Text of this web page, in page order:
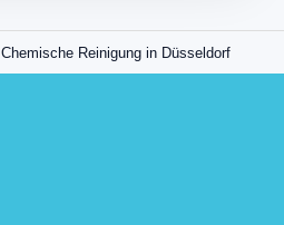
Chemische Reinigung in Düsseldorf